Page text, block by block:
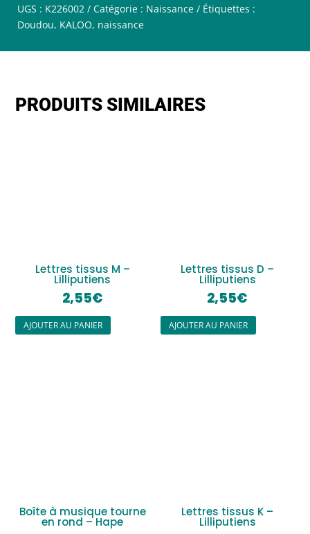
UGS : K226002 Catégorie : Naissance
Étiquettes :
Doudou, KALOO, naissance
PRODUITS SIMILAIRES
Lettres tissus M –
Lilliputiens
2,55€
AJOUTER AU PANIER
Lettres tissus D –
Lilliputiens
2,55€
AJOUTER AU PANIER
Boîte à musique tourne
en rond – Hape
Lettres tissus K –
Lilliputiens